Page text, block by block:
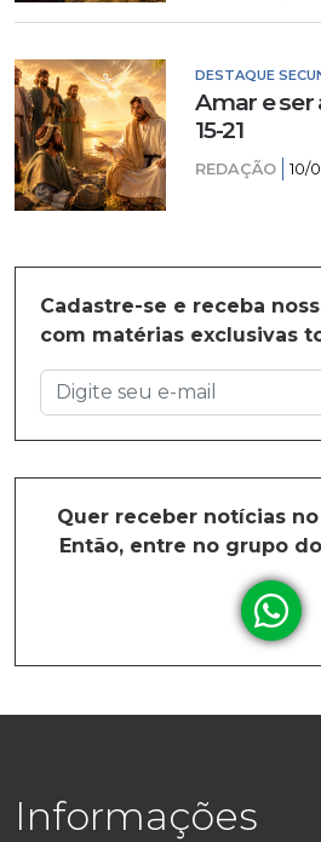
DESTAQUE
Amar e ser
15-21
REDAÇÃO 10/
Cadastre-se e receba
com matérias exclusivas
Quer receber notícias no
Então, entre no grupo
Informações